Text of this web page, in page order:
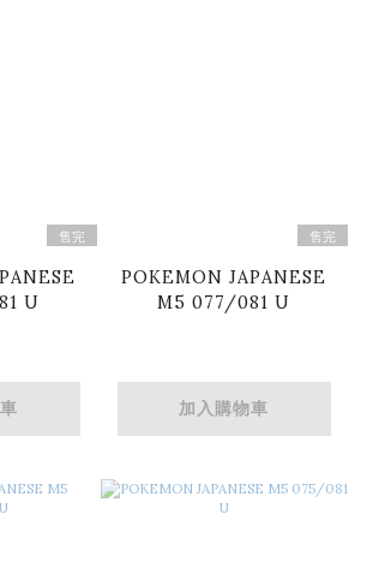
售完
U
售完
POKEMON JAPANESE
M5 077/081 U
加入購物車